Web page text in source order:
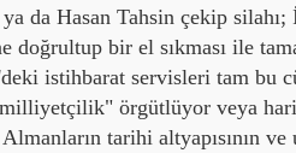
da Hasan Tahsin çekip
doğrultup bir el sıkması ile
istihbarat servisleri tam bu
örgütlüyor veya
tarihi altyapısının ve